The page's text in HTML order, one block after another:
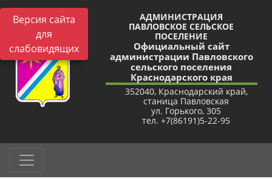
Версия сайта
для
слабовидящих
АДМИНИСТРАЦИЯ
ПАВЛОВСКОЕ СЕЛЬСКОЕ
ПОСЕЛЕНИЕ
Официальный сайт
администрации Павловского
сельского поселения
Краснодарского края
352040, Краснодарский край,
станица Павловская
ул. Горького, 305
тел. +7(86191)5-22-95